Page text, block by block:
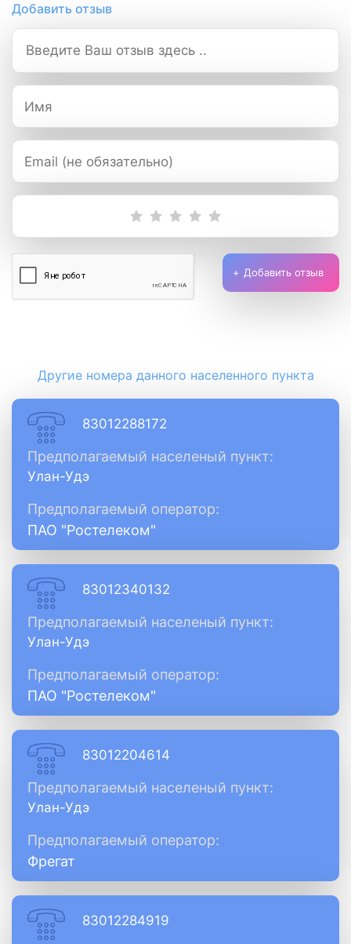
Добавить отзыв
Добавить отзыв
Другие номера данного населенного пункта
83012288172
Предполагаемый населеный пункт:
Улан-Удэ
Предполагаемый оператор:
ПАО "Ростелеком"
83012340132
Предполагаемый населеный пункт:
Улан-Удэ
Предполагаемый оператор:
ПАО "Ростелеком"
83012204614
Предполагаемый населеный пункт:
Улан-Удэ
Предполагаемый оператор:
Фрегат
83012284919